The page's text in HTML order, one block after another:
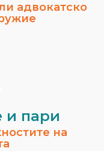
адвокатско
и пари
на